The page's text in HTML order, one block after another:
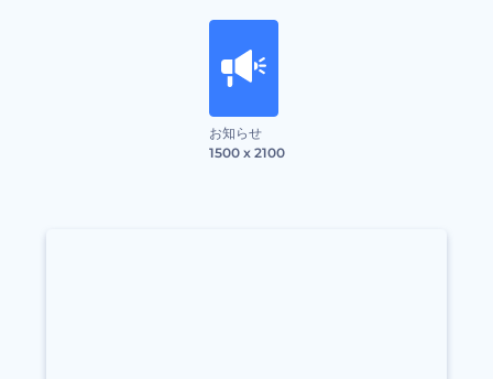
お知らせ
1500 x 2100